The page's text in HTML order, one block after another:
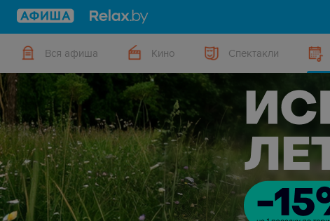
Вся афиша Кино Спектакли